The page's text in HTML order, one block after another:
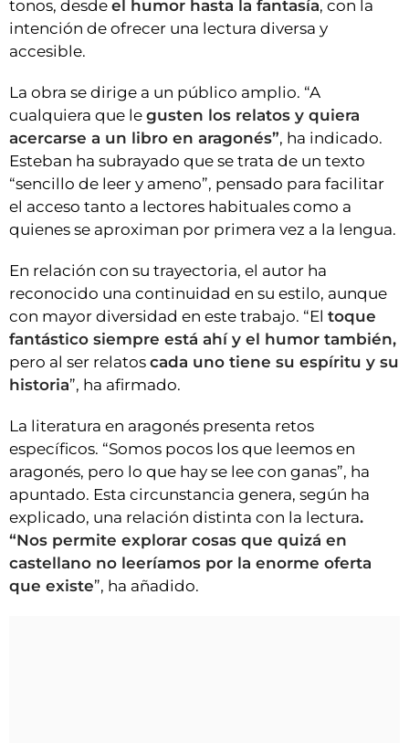
tonos, desde el humor hasta la fantasía, con la
intención de ofrecer una lectura diversa y
accesible.
La obra se dirige a un público amplio. “A
cualquiera que le gusten los relatos y quiera
acercarse a un libro en aragonés”, ha indicado.
Esteban ha subrayado que se trata de un texto
“sencillo de leer y ameno”, pensado para facilitar
el acceso tanto a lectores habituales como a
quienes se aproximan por primera vez a la lengua.
En relación con su trayectoria, el autor ha
reconocido una continuidad en su estilo, aunque
con mayor diversidad en este trabajo. “El toque
fantástico siempre está ahí y el humor también,
pero al ser relatos cada uno tiene su espíritu y su
historia”, ha afirmado.
La literatura en aragonés presenta retos
específicos. “Somos pocos los que leemos en
aragonés, pero lo que hay se lee con ganas”, ha
apuntado. Esta circunstancia genera, según ha
explicado, una relación distinta con la lectura.
“Nos permite explorar cosas que quizá en
castellano no leeríamos por la enorme oferta
que existe”, ha añadido.